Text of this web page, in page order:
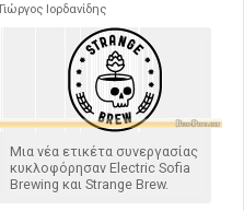
Γιώργος Ιορδανίδης
Μια νέα ετικέτα συνεργασίας
κυκλοφόρησαν Electric Sofia
Brewing και Strange Brew.